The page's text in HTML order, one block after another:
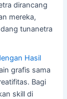
dirancang
mereka,
tunanetra
Hasil
grafis sama
Bagi
skill di